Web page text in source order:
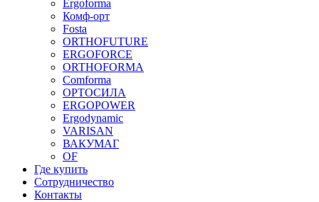
Ergoforma
Комф-орт
Fosta
ORTHOFUTURE
ERGOFORCE
ORTHOFORMA
Comforma
ОРТОСИЛА
ERGOPOWER
Ergodynamic
VARISAN
ВАКУМАГ
OF
Где купить
Сотрудничество
Контакты